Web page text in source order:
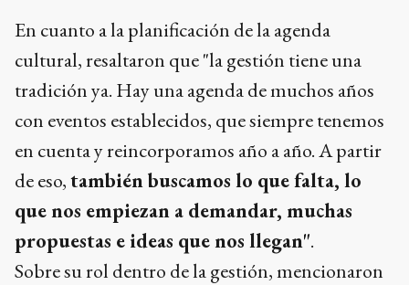
En cuanto a la planificación de la agenda
cultural, resaltaron que "la gestión tiene una
tradición ya. Hay una agenda de muchos años
con eventos establecidos, que siempre tenemos
en cuenta y reincorporamos año a año. A partir
de eso,también buscamos lo que falta, lo
que nos empiezan a demandar, muchas
propuestas e ideas que nos llegan".
Sobre su rol dentro de la gestión, mencionaron